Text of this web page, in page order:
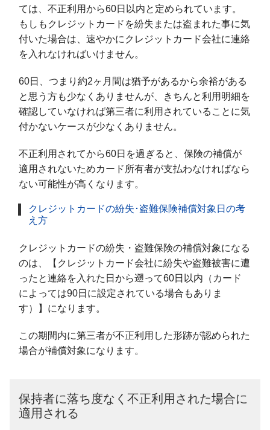
ては、不正利用から60日以内と定められています。
もしもクレジットカードを紛失または盗まれた事に気
付いた場合は、速やかにクレジットカード会社に連絡
を入れなければいけません。
60日、つまり約2ヶ月間は猶予があるから余裕がある
と思う方も少なくありませんが、きちんと利用明細を
確認していなければ第三者に利用されていることに気
付かないケースが少なくありません。
不正利用されてから60日を過ぎると、保険の補償が
適用されないためカード所有者が支払わなければなら
ない可能性が高くなります。
クレジットカードの紛失･盗難保険補償対象日の考
え方
クレジットカードの紛失・盗難保険の補償対象になる
のは、【クレジットカード会社に紛失や盗難被害に遭
ったと連絡を入れた日から遡って60日以内（カード
によっては90日に設定されている場合もありま
す）】になります。
この期間内に第三者が不正利用した形跡が認められた
場合が補償対象になります。
保持者に落ち度なく不正利用された場合に
適用される